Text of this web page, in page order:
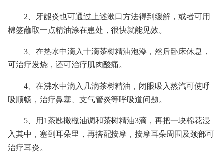
2、牙龈炎也可通过上述漱口方法得到缓解，或者可用
棉签蘸取一点精油涂在患处，很快就能见效。
3、在热水中滴入十滴茶树精油泡澡，然后卧床休息，
可治疗发烧，还可治疗肌肉酸痛。
4、在沸水中滴入几滴茶树精油，闭眼吸入蒸汽可使呼
吸顺畅，治疗鼻塞、支气管炎等呼吸道问题。
5、用1茶匙橄榄油调和茶树精油3滴，再把一块棉花浸
入其中，塞到耳朵里，再搭配按摩，按摩耳朵周围及颈部可
治疗耳炎。